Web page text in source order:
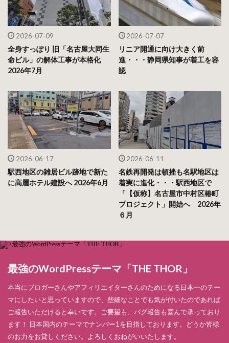
2026-07-09
全身すっぽり 旧「名古屋大同生
命ビル」の解体工事が本格化
2026年7月
2026-07-07
リニア開通に向け大きく前
進・・・静岡県知事が着工を容
認
2026-06-17
駅西地区の雑居ビル跡地で新た
に高層ホテル建設へ 2026年6月
2026-06-11
名鉄再開発は頓挫も名駅地区は
着実に進化・・・駅西地区で
「【仮称】名古屋市中村区椿町
プロジェクト」開始へ 2026年
６月
最強のWordPressテーマ「THE THOR」
本当にブロガーさんやアフィリエイターさんのためになる日本一のテー
マにしたいと思っていますので、些細なことでも気が付いたのであれば
ご報告いただけると幸いです。ご要望も、バグ報告も喜んで承っており
ます！ 日本国内のテーマでナンバー1を目指しております。どうか皆様
のお力をお貸しください。よろしくおねがいいたします。